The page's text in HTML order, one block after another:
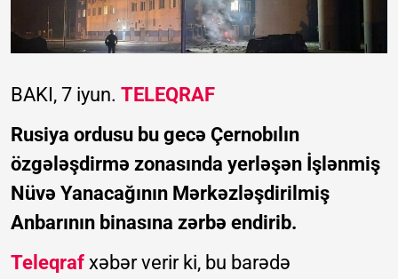
BAKI, 7 iyun. TELEQRAF
Rusiya ordusu bu gecə Çernobılın
özgələşdirmə zonasında yerləşən İşlənmiş
Nüvə Yanacağının Mərkəzləşdirilmiş
Anbarının binasına zərbə endirib.
Teleqraf xəbər verir ki, bu barədə